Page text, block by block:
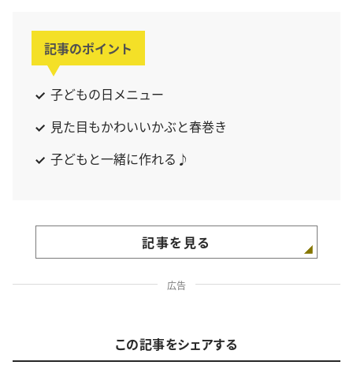
記事のポイント
子どもの日メニュー
見た目もかわいいかぶと春巻き
子どもと一緒に作れる♪
記事を見る
広告
この記事をシェアする